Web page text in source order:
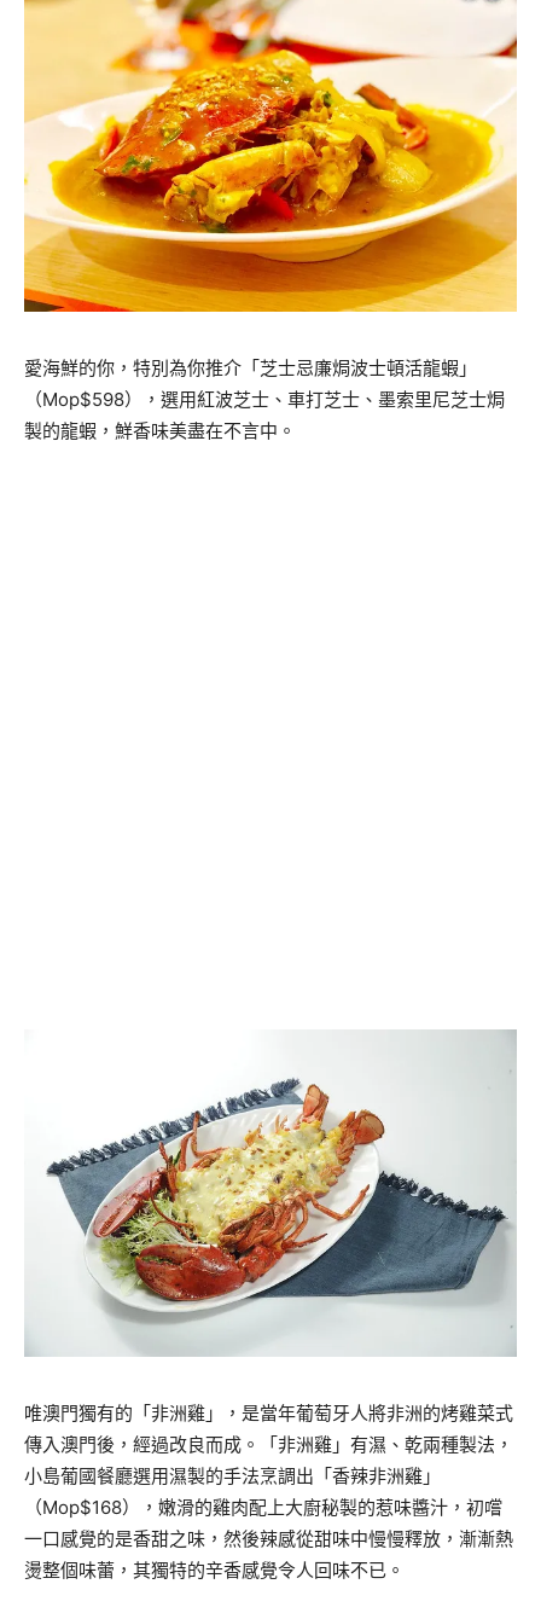
愛海鮮的你，特別為你推介「芝士忌廉焗波士頓活龍蝦」
（Mop$598），選用紅波芝士、車打芝士、墨索里尼芝士焗
製的龍蝦，鮮香味美盡在不言中。
唯澳門獨有的「非洲雞」，是當年葡萄牙人將非洲的烤雞菜式
傳入澳門後，經過改良而成。「非洲雞」有濕、乾兩種製法，
小島葡國餐廳選用濕製的手法烹調出「香辣非洲雞」
（Mop$168），嫩滑的雞肉配上大廚秘製的惹味醬汁，初嚐
一口感覺的是香甜之味，然後辣感從甜味中慢慢釋放，漸漸熱
燙整個味蕾，其獨特的辛香感覺令人回味不已。